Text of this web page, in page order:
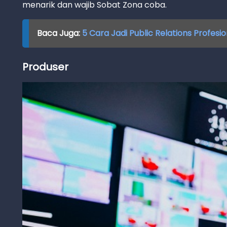
menarik dan wajib Sobat Zona coba.
Baca Juga: 5 Cara Jadi Public Relations
Produser